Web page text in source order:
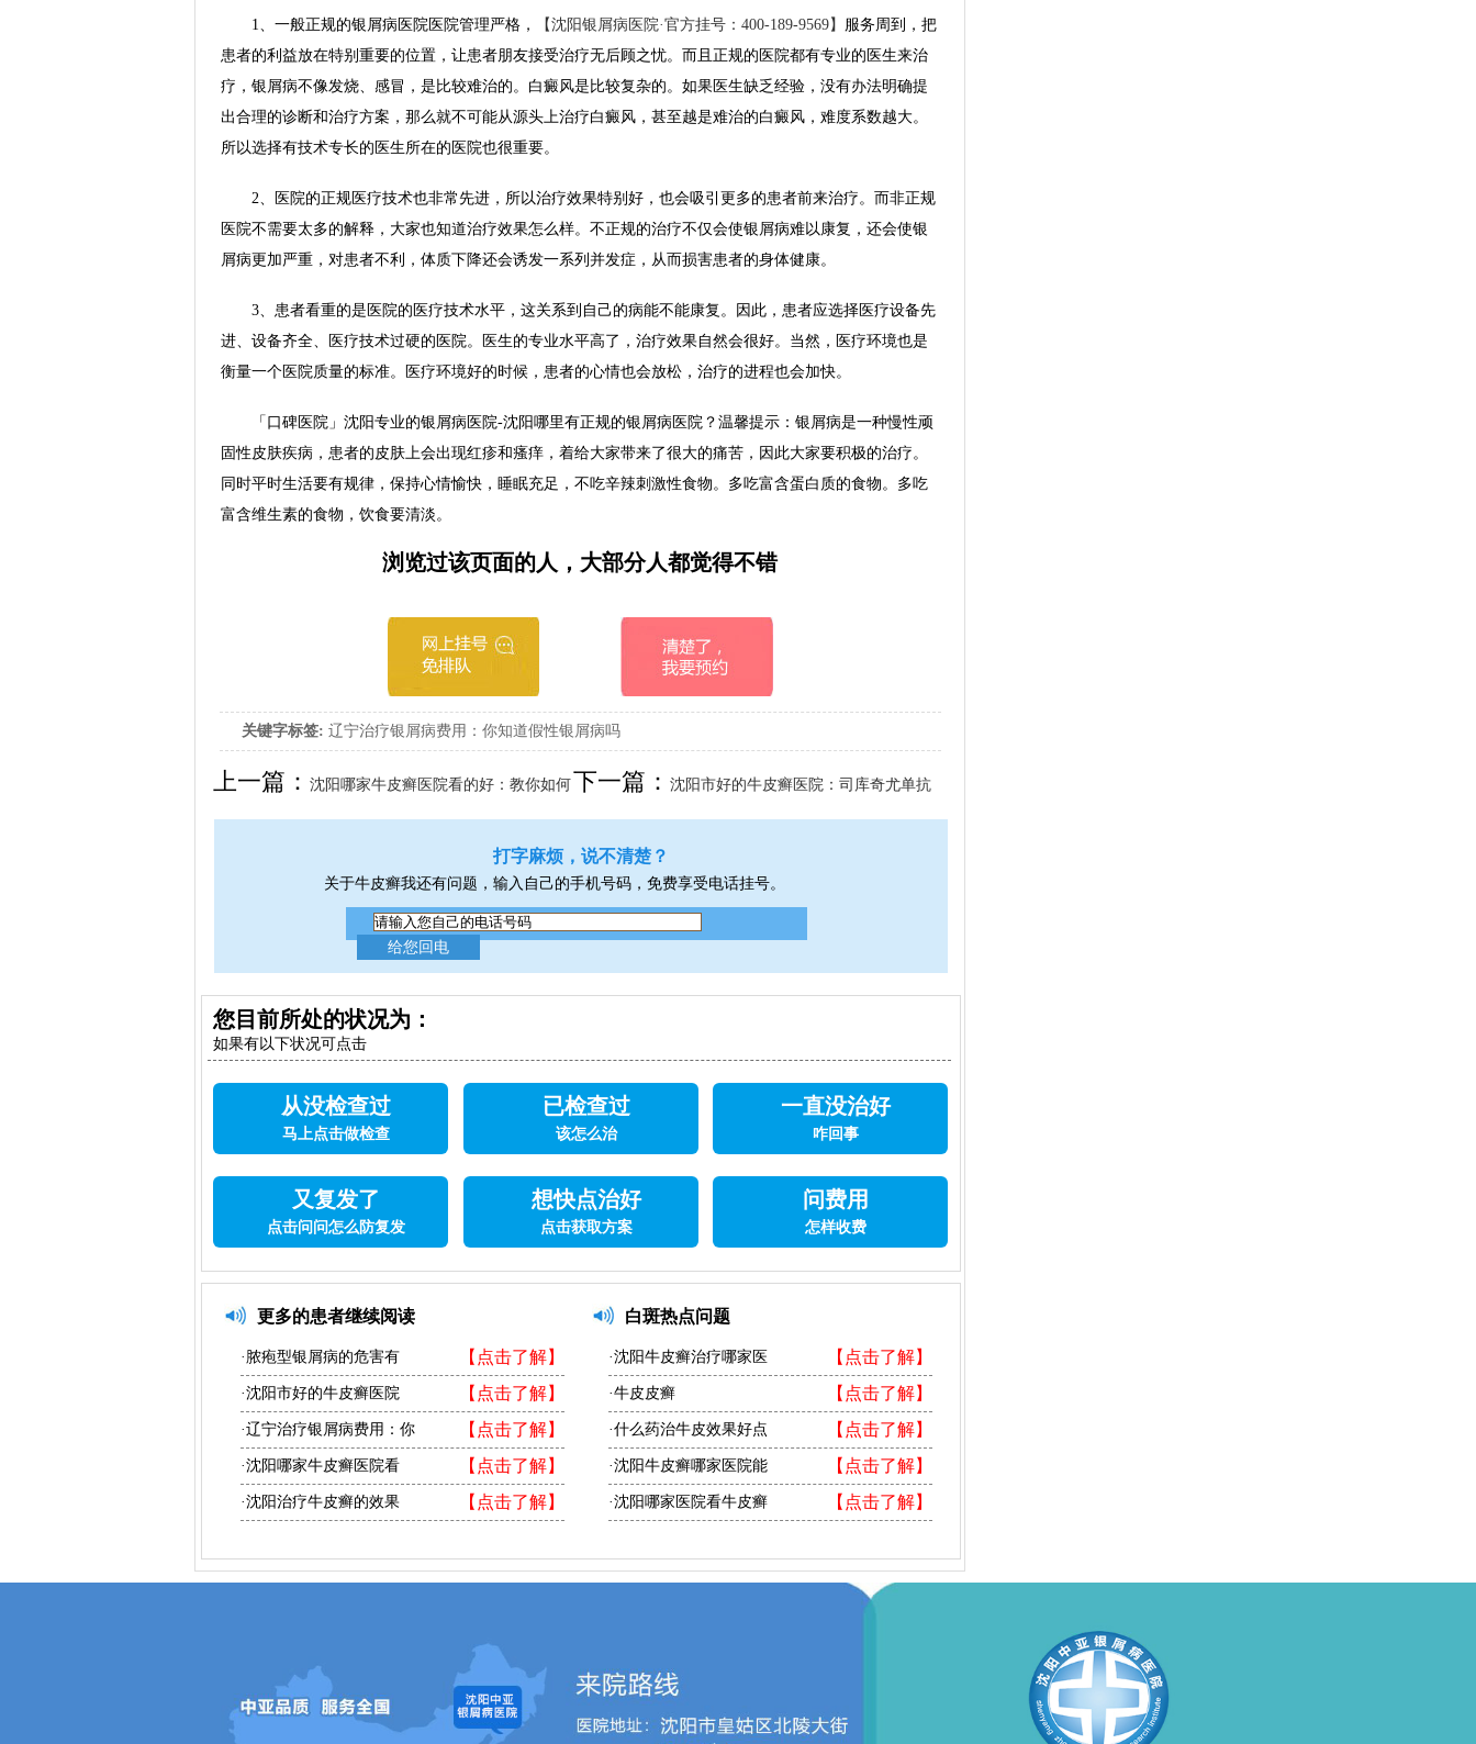
1、一般正规的银屑病医院医院管理严格， 【沈阳银屑病医院·官方挂号：400-189-9569】 服务周到，把
患者的利益放在特别重要的位置，让患者朋友接受治疗无后顾之忧。而且正规的医院都有专业的医生来治
疗，银屑病不像发烧、感冒，是比较难治的。白癜风是比较复杂的。如果医生缺乏经验，没有办法明确提
出合理的诊断和治疗方案，那么就不可能从源头上治疗白癜风，甚至越是难治的白癜风，难度系数越大。
所以选择有技术专长的医生所在的医院也很重要。
2、医院的正规医疗技术也非常先进，所以治疗效果特别好，也会吸引更多的患者前来治疗。而非正规
医院不需要太多的解释，大家也知道治疗效果怎么样。不正规的治疗不仅会使银屑病难以康复，还会使银
屑病更加严重，对患者不利，体质下降还会诱发一系列并发症，从而损害患者的身体健康。
3、患者看重的是医院的医疗技术水平，这关系到自己的病能不能康复。因此，患者应选择医疗设备先
进、设备齐全、医疗技术过硬的医院。医生的专业水平高了，治疗效果自然会很好。当然，医疗环境也是
衡量一个医院质量的标准。医疗环境好的时候，患者的心情也会放松，治疗的进程也会加快。
「口碑医院」沈阳专业的银屑病医院-沈阳哪里有正规的银屑病医院？温馨提示：银屑病是一种慢性顽
固性皮肤疾病，患者的皮肤上会出现红疹和瘙痒，着给大家带来了很大的痛苦，因此大家要积极的治疗。
同时平时生活要有规律，保持心情愉快，睡眠充足，不吃辛辣刺激性食物。多吃富含蛋白质的食物。多吃
富含维生素的食物，饮食要清淡。
浏览过该页面的人，大部分人都觉得不错
关键字标签: 辽宁治疗银屑病费用：你知道假性银屑病吗
上一篇：沈阳哪家牛皮癣医院看的好：教你如何
判断银屑病病情变化
下一篇：沈阳市好的牛皮癣医院：司库奇尤单抗
治疗什么
打字麻烦，说不清楚？
关于牛皮癣我还有问题，输入自己的手机号码，免费享受电话挂号。
您目前所处的状况为：
如果有以下状况可点击
从没检查过
马上点击做检查
已检查过
该怎么治
一直没治好
咋回事
又复发了
点击问问怎么防复发
想快点治好
点击获取方案
问费用
怎样收费
更多的患者继续阅读
【点击了解】
·脓疱型银屑病的危害有
【点击了解】
·沈阳市好的牛皮癣医院
【点击了解】
·辽宁治疗银屑病费用：你
【点击了解】
·沈阳哪家牛皮癣医院看
【点击了解】
·沈阳治疗牛皮癣的效果
白斑热点问题
【点击了解】
·沈阳牛皮癣治疗哪家医
【点击了解】
·牛皮皮癣
【点击了解】
·什么药治牛皮效果好点
【点击了解】
·沈阳牛皮癣哪家医院能
【点击了解】
·沈阳哪家医院看牛皮癣